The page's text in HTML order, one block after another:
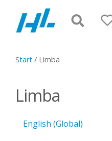
Start / Limba
Limba
English (Global)